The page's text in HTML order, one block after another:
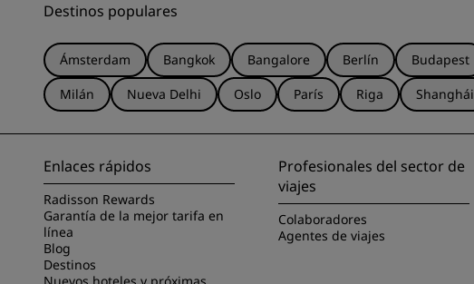
Destinos populares
Ámsterdam Bangkok Bangalore Berlín Budapest
Milán
Nueva Delhi Oslo París Riga Shanghái
Enlaces rápidos
Radisson Rewards
Garantía de la mejor tarifa en
línea
Blog
Destinos
Profesionales del sector de
viajes
Colaboradores
Agentes de viajes